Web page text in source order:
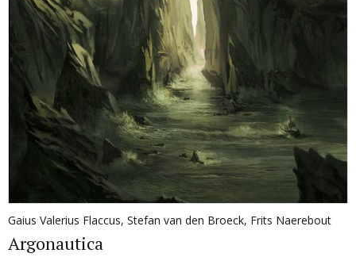
Gaius Valerius Flaccus, Stefan van den Broeck, Frits Naerebout
Argonautica